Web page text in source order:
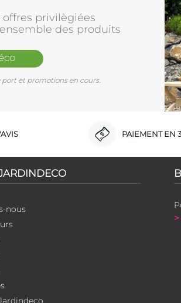
offres privilègiées
des produits
port et promotions en cours.
PAIEMENT EN
nous